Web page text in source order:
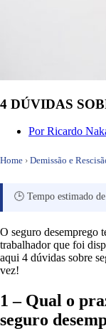
4 DÚVIDAS
PorRicardo
Home › Demissão e
🕒 Tempo estimado
O seguro desemprego
trabalhador que foi
aqui 4 dúvidas sobre
vez!
1 – Qual o
seguro